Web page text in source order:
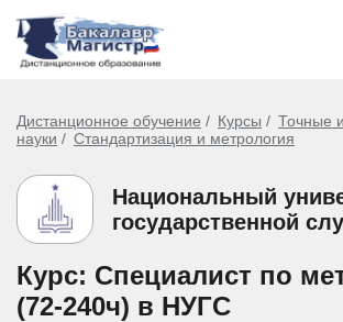
Дистанционное обучение Курсы
Точные
науки
Стандартизация и метрология
Национальный
государственной
Курс: Специалист по
(72-240ч) в НУГС